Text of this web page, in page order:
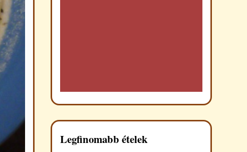
Legfinomabb ételek